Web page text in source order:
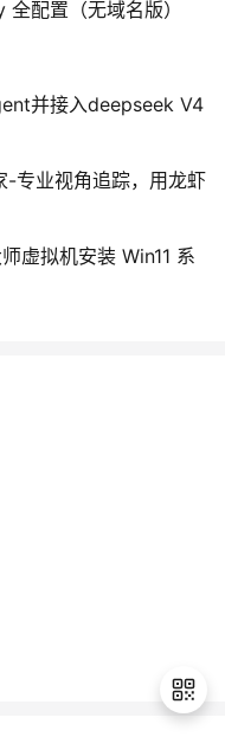
配置（无域名版）
并接入deepseek V4
专业视角追踪，用龙虾
虚拟机安装 Win11 系